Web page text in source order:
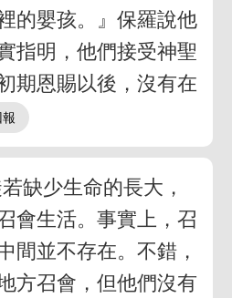
的嬰孩。』保羅說他
指明，他們接受神聖
期恩賜以後，沒有在
缺少生命的長大，
會生活。事實上，召
間並不存在。不錯，
方召會，但他們沒有